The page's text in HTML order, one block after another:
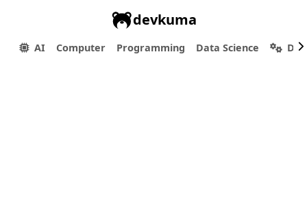
devkuma
AI Computer Programming Data Science